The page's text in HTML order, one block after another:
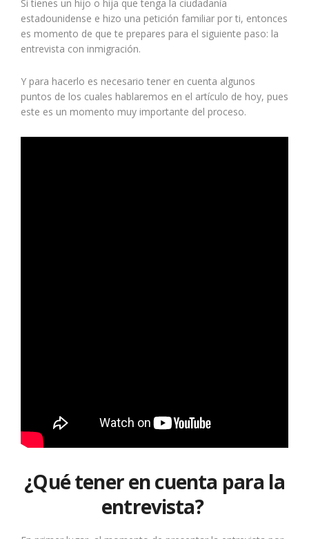
Si tienes un hijo o hija que tenga la ciudadanía
estadounidense e hizo una petición familiar por ti, entonces
es momento de que te prepares para el siguiente paso: la
entrevista con inmigración.
Y para hacerlo es necesario tener en cuenta algunos
puntos de los cuales hablaremos en el artículo de hoy, pues
este es un momento muy importante del proceso.
¿Qué tener en cuenta para la
entrevista?